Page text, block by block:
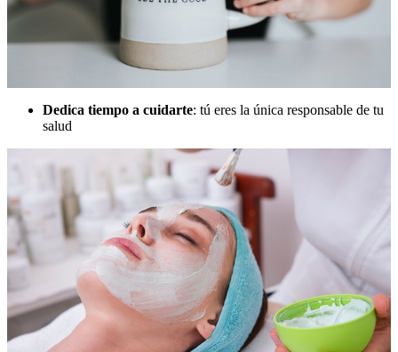
Dedica tiempo a cuidarte: tú eres la única responsable de tu
salud